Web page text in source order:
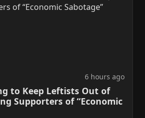
6 hours ago
to Keep Leftists Out of
Supporters of “Economic